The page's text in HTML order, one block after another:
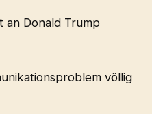
an Donald Trump
völlig